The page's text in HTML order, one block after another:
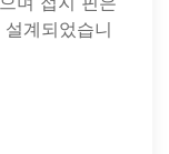
계되었습니